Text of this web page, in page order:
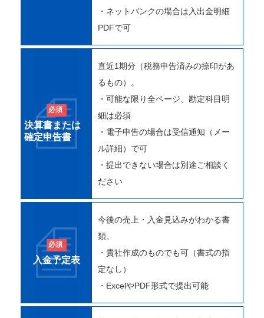
・ネットバンクの場合は入出金明細
PDFで可
必須
決算書または
確定申告書
直近1期分（税務申告済みの捺印があ
るもの）。
・可能な限り全ページ、勘定科目明
細は必須
・電子申告の場合は受信通知（メー
ル詳細）で可
・提出できない場合は別途ご相談く
ださい
必須
入金予定表
今後の売上・入金見込みがわかる書
類。
・貴社作成のものでも可（書式の指
定なし）
・ExcelやPDF形式で提出可能